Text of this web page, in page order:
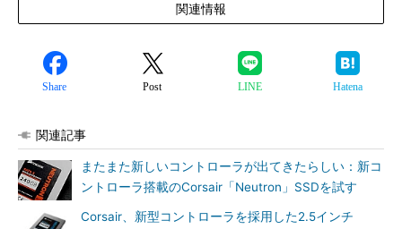
関連情報
Share Post LINE Hatena
関連記事
またまた新しいコントローラが出てきたらしい：新コ
ントローラ搭載のCorsair「Neutron」SSDを試す
Corsair、新型コントローラを採用した2.5インチ